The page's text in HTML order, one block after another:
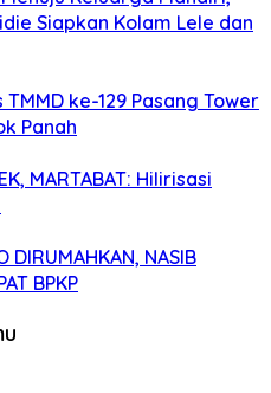
Siapkan Kolam Lele dan
ke-129 Pasang Tower
Panah
MARTABAT: Hilirisasi
DIRUMAHKAN, NASIB
BPKP